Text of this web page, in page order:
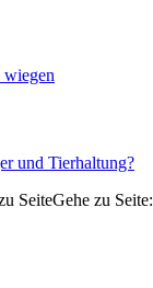
und Tierhaltung?
Gehe zu Seite: